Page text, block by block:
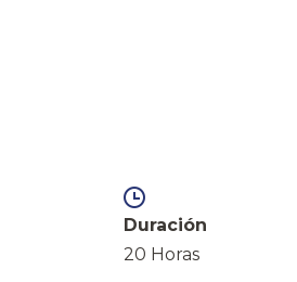
Duración
20 Horas